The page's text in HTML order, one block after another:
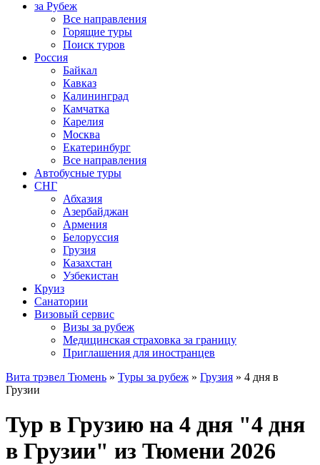
за Рубеж
Все направления
Горящие туры
Поиск туров
Россия
Байкал
Кавказ
Калининград
Камчатка
Карелия
Москва
Екатеринбург
Все направления
Автобусные туры
СНГ
Абхазия
Азербайджан
Армения
Белоруссия
Грузия
Казахстан
Узбекистан
Круиз
Санатории
Визовый сервис
Визы за рубеж
Медицинская страховка за границу
Приглашения для иностранцев
Вита трэвел Тюмень » Туры за рубеж » Грузия » 4 дня в
Грузии
Тур в Грузию на 4 дня "4 дня
в Грузии" из Тюмени 2026